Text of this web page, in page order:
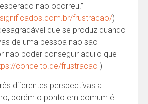
não ocorreu.”
frustracao/)
que se produz quando
de uma pessoa não são
não poder conseguir aquilo que
conceito.de/frustracao )
diferentes perspectivas a
porém o ponto em comum é: